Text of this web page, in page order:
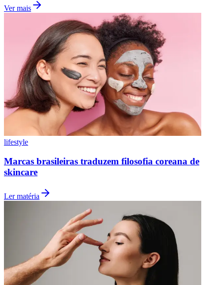
Ver mais
lifestyle
Marcas brasileiras traduzem filosofia coreana de
skincare
Ler matéria